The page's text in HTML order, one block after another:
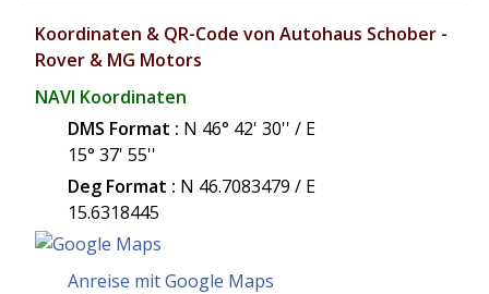
Koordinaten & QR-Code von Autohaus Schober -
Rover & MG Motors
NAVI Koordinaten
DMS Format : N 46° 42' 30'' / E
15° 37' 55''
Deg Format : N 46.7083479 / E
15.6318445
Anreise mit Google Maps